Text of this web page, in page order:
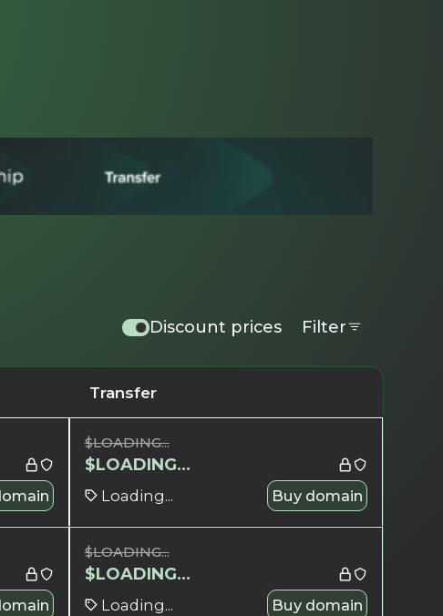
Discount prices Filter
Transfer
$LOADING...
$LOADING...
Loading... Buy domain
$LOADING...
$LOADING...
Loading... Buy domain